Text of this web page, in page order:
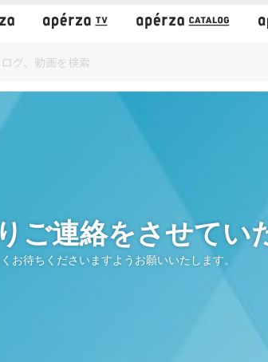
ご連絡をさせてい
お待ちくださいますようお願いいたします。